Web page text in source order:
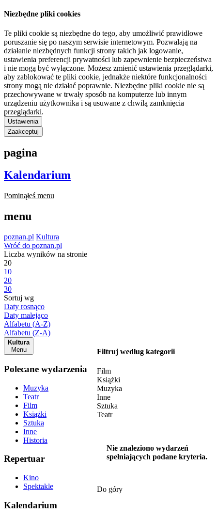
Niezbędne pliki cookies
Te pliki cookie są niezbędne do tego, aby umożliwić prawidłowe
poruszanie się po naszym serwisie internetowym. Pozwalają na
działanie niezbędnych funkcji strony takich jak logowanie,
ustawienia preferencji prywatności lub zapewnienie bezpieczeństwa
i nie mogą być wyłączone. Możesz zmienić ustawienia przeglądarki,
aby zablokować te pliki cookie, jednakże niektóre funkcjonalności
strony mogą nie działać poprawnie. Niezbędne pliki cookie nie są
przechowywane w trwały sposób na komputerze lub innym
urządzeniu użytkownika i są usuwane z chwilą zamknięcia
przeglądarki.
Ustawienia
Zaakceptuj
pagina
Kalendarium
Pominąłeś menu
menu
poznan.pl Kultura
Wróć do poznan.pl
Liczba wyników na stronie
20
10
20
30
Sortuj wg
Daty rosnąco
Daty malejąco
Alfabetu (A-Z)
Alfabetu (Z-A)
Kultura
Menu
Polecane wydarzenia
Muzyka
Teatr
Film
Książki
Sztuka
Inne
Historia
Repertuar
Kino
Spektakle
Kalendarium
Filtruj według kategorii
Film
Książki
Muzyka
Inne
Sztuka
Teatr
Nie znaleziono wydarzeń
spełniających podane kryteria.
Do góry